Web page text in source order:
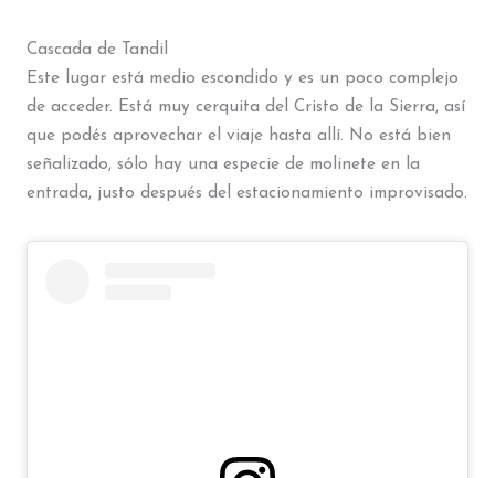
Cascada de Tandil
Este lugar está medio escondido y es un poco complejo
de acceder. Está muy cerquita del Cristo de la Sierra, así
que podés aprovechar el viaje hasta allí. No está bien
señalizado, sólo hay una especie de molinete en la
entrada, justo después del estacionamiento improvisado.